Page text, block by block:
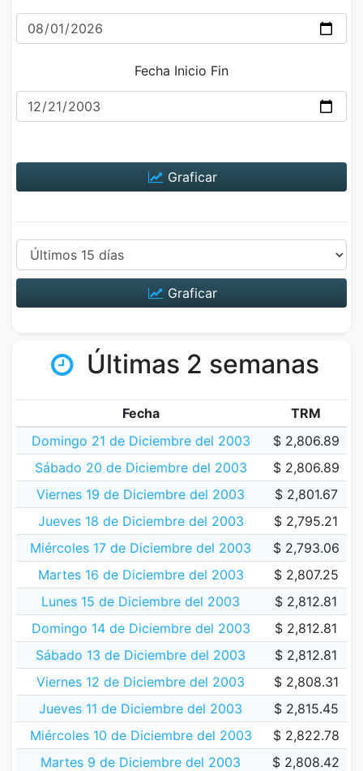
Fecha Inicio Fin
Graficar
Graficar
Últimas 2 semanas
Fecha
TRM
Domingo 21 de Diciembre del 2003
$ 2,806.89
Sábado 20 de Diciembre del 2003
$ 2,806.89
Viernes 19 de Diciembre del 2003
$ 2,801.67
Jueves 18 de Diciembre del 2003
$ 2,795.21
Miércoles 17 de Diciembre del 2003
$ 2,793.06
Martes 16 de Diciembre del 2003
$ 2,807.25
Lunes 15 de Diciembre del 2003
$ 2,812.81
Domingo 14 de Diciembre del 2003
$ 2,812.81
Sábado 13 de Diciembre del 2003
$ 2,812.81
Viernes 12 de Diciembre del 2003
$ 2,808.31
Jueves 11 de Diciembre del 2003
$ 2,815.45
Miércoles 10 de Diciembre del 2003
$ 2,822.78
Martes 9 de Diciembre del 2003
$ 2,808.42